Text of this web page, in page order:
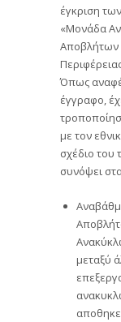
έγκριση
«Μονάδα
Αποβλήτων
Όπως
έγγραφο,
με τον
σχέδιο
συνόψει
μεταξύ